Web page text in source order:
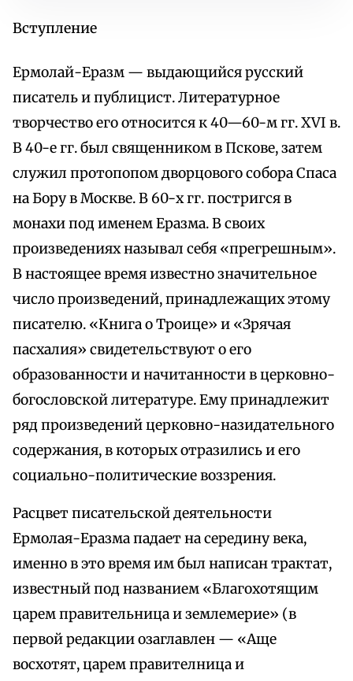
Вступление
Ермолай-Еразм — выдающийся русский
писатель и публицист. Литературное
творчество его относится к 40—60-м гг. XVI в.
В 40-е гг. был священником в Пскове, затем
служил протопопом дворцового собора Спаса
на Бору в Москве. В 60-х гг. постригся в
монахи под именем Еразма. В своих
произведениях называл себя «прегрешным».
В настоящее время известно значительное
число произведений, принадлежащих этому
писателю. «Книга о Троице» и «Зрячая
пасхалия» свидетельствуют о его
образованности и начитанности в церковно-
богословской литературе. Ему принадлежит
ряд произведений церковно-назидательного
содержания, в которых отразились и его
социально-политические воззрения.
Расцвет писательской деятельности
Ермолая-Еразма падает на середину века,
именно в это время им был написан трактат,
известный под названием «Благохотящим
царем правительница и землемерие» (в
первой редакции озаглавлен — «Аще
восхотят, царем правителница и